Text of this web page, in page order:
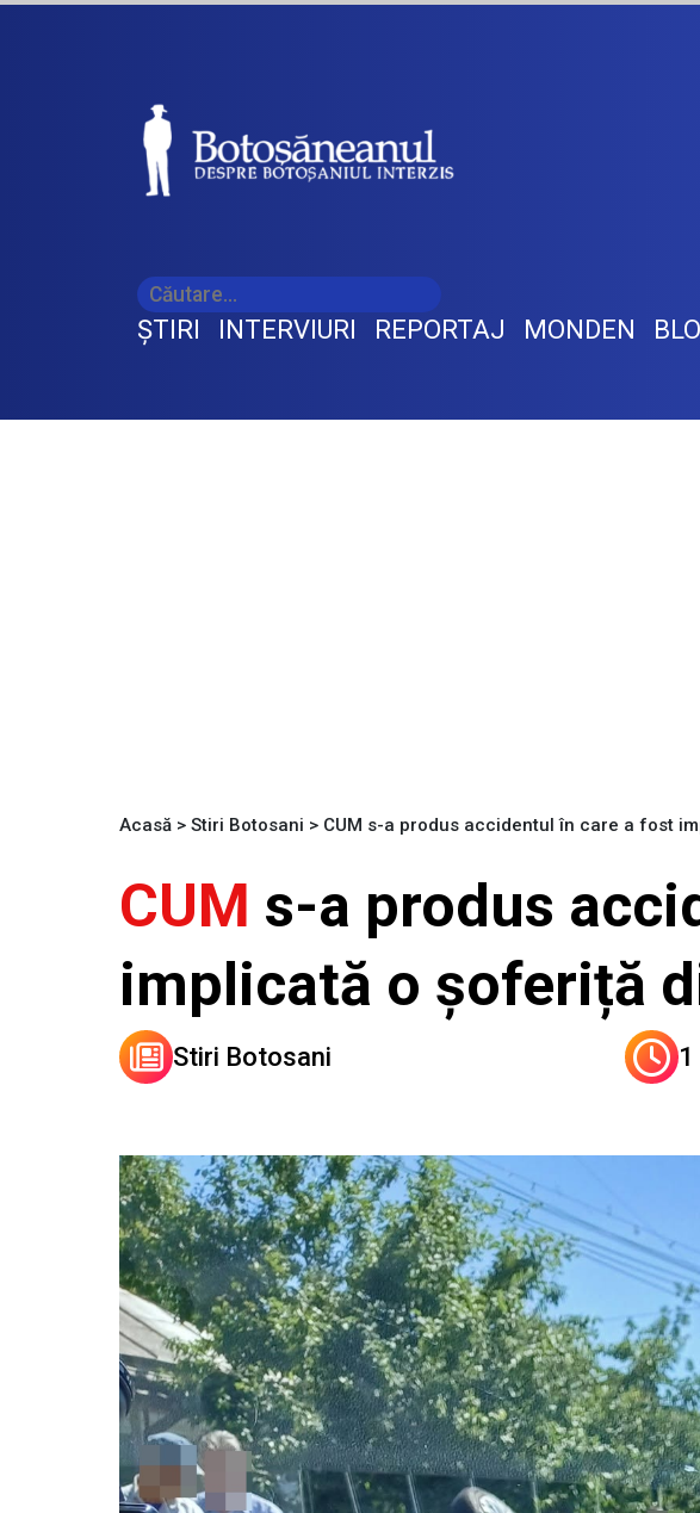
ŞTIRI INTERVIURI REPORTAJ MONDEN
Acasă > Stiri Botosani > CUM s-a produs accidentul în care a fost
CUM s-a produs
implicată o șoferiță
Stiri Botosani